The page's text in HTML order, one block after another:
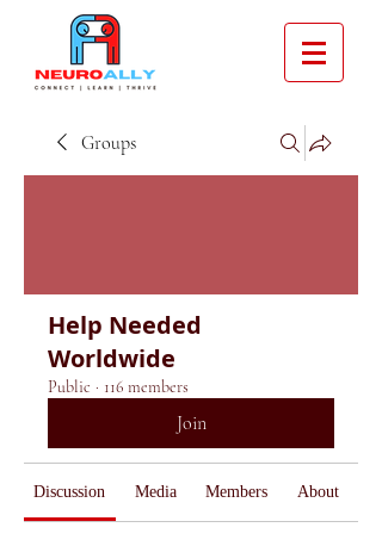
Groups
Help Needed
Worldwide
Public · 116 members
Join
Discussion Media Members About